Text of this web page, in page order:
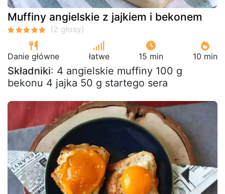
Muffiny angielskie z jajkiem i bekonem
Danie główne łatwe 15 min 10 min
Składniki: 4 angielskie muffiny 100 g
bekonu 4 jajka 50 g startego sera